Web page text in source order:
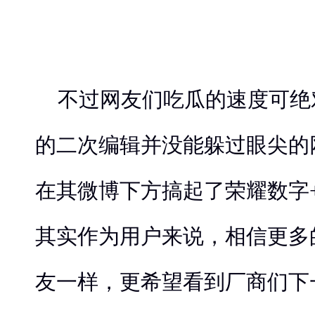
不过网友们吃瓜的速度可
的二次编辑并没能躲过眼尖
在其微博下方搞起了荣耀数
其实作为用户来说，相信更
友一样，更希望看到厂商们